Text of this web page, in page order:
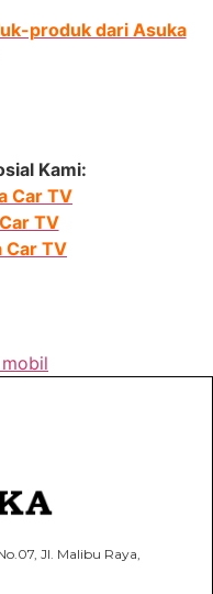
produk dari Asuka
Kami:
Car TV
TV
Car TV
Jl. Malibu Raya,